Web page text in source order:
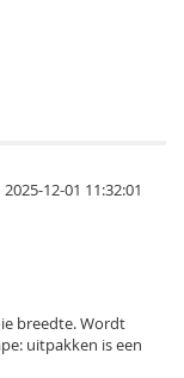
2025-12-01 11:32:01
breedte. Wordt
uitpakken is een